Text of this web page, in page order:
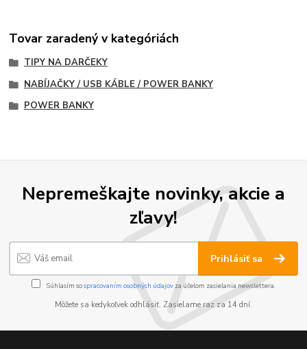
Tovar zaradený v kategóriách
TIPY NA DARČEKY
NABÍJAČKY / USB KÁBLE / POWER BANKY
POWER BANKY
Nepremeškajte novinky, akcie a
zľavy!
Prihlásiť sa
Súhlasím sospracovaním osobných údajov za účelom zasielania newslettera.
Môžete sa kedykoľvek odhlásiť. Zasielame raz za 14 dní.